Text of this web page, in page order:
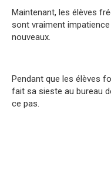
Maintenant, les élèves
sont vraiment
nouveaux.
Pendant que les élèves
fait sa sieste au bureau
ce pas.